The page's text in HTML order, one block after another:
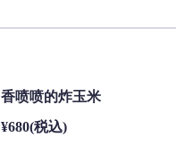
香喷喷的炸玉米
¥680(税込)